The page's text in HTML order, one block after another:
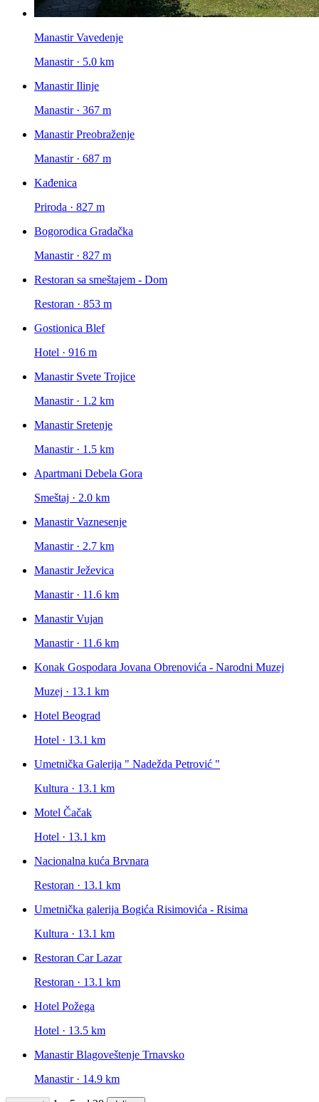
Manastir Vavedenje
Manastir · 5.0 km
Manastir Ilinje
Manastir · 367 m
Manastir Preobraženje
Manastir · 687 m
Kađenica
Priroda · 827 m
Bogorodica Gradačka
Manastir · 827 m
Restoran sa smeštajem - Dom
Restoran · 853 m
Gostionica Blef
Hotel · 916 m
Manastir Svete Trojice
Manastir · 1.2 km
Manastir Sretenje
Manastir · 1.5 km
Apartmani Debela Gora
Smeštaj · 2.0 km
Manastir Vaznesenje
Manastir · 2.7 km
Manastir Ježevica
Manastir · 11.6 km
Manastir Vujan
Manastir · 11.6 km
Konak Gospodara Jovana Obrenovića - Narodni Muzej
Muzej · 13.1 km
Hotel Beograd
Hotel · 13.1 km
Umetnička Galerija " Nadežda Petrović "
Kultura · 13.1 km
Motel Čačak
Hotel · 13.1 km
Nacionalna kuća Brvnara
Restoran · 13.1 km
Umetnička galerija Bogića Risimovića - Risima
Kultura · 13.1 km
Restoran Car Lazar
Restoran · 13.1 km
Hotel Požega
Hotel · 13.5 km
Manastir Blagoveštenje Trnavsko
Manastir · 14.9 km